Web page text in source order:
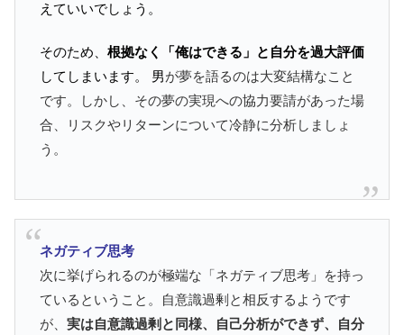
えていいでしょう。
そのため、 根拠なく「俺はできる」と自分を過大評価
してしまいます。
男が夢を語るのは大変結構なこと
です。しかし、その夢の実現への協力要請があった場
合、リスクやリターンについて冷静に分析しましょ
う。
ネガティブ思考
次に挙げられるのが極端な「ネガティブ思考」を持っ
ているということ。自意識過剰と相反するようです
が、 実は自意識過剰と同様、自己分析ができず、自分